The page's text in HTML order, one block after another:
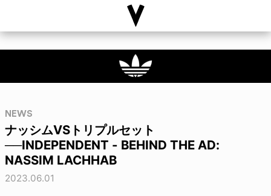
NEWS
ナッシムVSトリプルセット
──INDEPENDENT - BEHIND THE AD:
NASSIM LACHHAB
2023.06.01